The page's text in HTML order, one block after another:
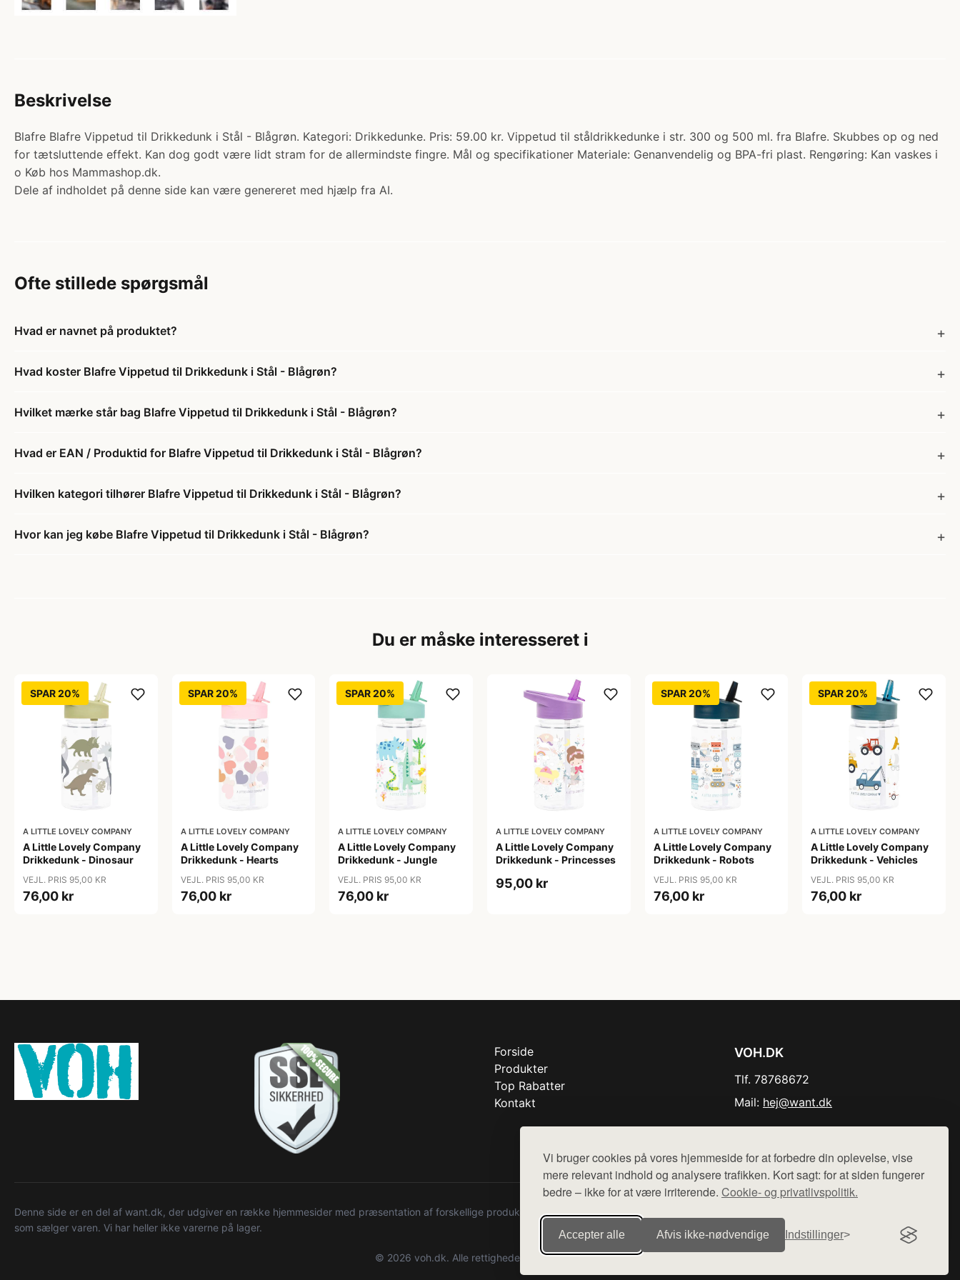
Vi bruger cookies på vores hjemmeside for at forbedre din oplevelse, vise
mere relevant indhold og analysere trafikken. Kort sagt: for at siden fungerer
bedre – ikke for at være irriterende. Cookie- og privatlivspolitik.
Accepter alle Afvis ikke‑nødvendige Indstillinger
Beskrivelse
Blafre Blafre Vippetud til Drikkedunk i Stål - Blågrøn. Kategori: Drikkedunke. Pris: 59.00 kr. Vippetud til ståldrikkedunke i str. 300 og 500 ml. fra Blafre. Skubbes op og ned
for tætsluttende effekt. Kan dog godt være lidt stram for de allermindste fingre. Mål og specifikationer Materiale: Genanvendelig og BPA-fri plast. Rengøring: Kan vaskes i
o Køb hos Mammashop.dk.
Dele af indholdet på denne side kan være genereret med hjælp fra AI.
Ofte stillede spørgsmål
Hvad er navnet på produktet?
Hvad koster Blafre Vippetud til Drikkedunk i Stål - Blågrøn?
Hvilket mærke står bag Blafre Vippetud til Drikkedunk i Stål - Blågrøn?
Hvad er EAN / Produktid for Blafre Vippetud til Drikkedunk i Stål - Blågrøn?
Hvilken kategori tilhører Blafre Vippetud til Drikkedunk i Stål - Blågrøn?
Hvor kan jeg købe Blafre Vippetud til Drikkedunk i Stål - Blågrøn?
Du er måske interesseret i
SPAR 20%
A LITTLE LOVELY COMPANY
A Little Lovely Company
Drikkedunk - Dinosaur
VEJL. PRIS 95,00 KR
76,00 kr
SPAR 20%
A LITTLE LOVELY COMPANY
A Little Lovely Company
Drikkedunk - Hearts
VEJL. PRIS 95,00 KR
76,00 kr
SPAR 20%
A LITTLE LOVELY COMPANY
A Little Lovely Company
Drikkedunk - Jungle
VEJL. PRIS 95,00 KR
76,00 kr
A LITTLE LOVELY COMPANY
A Little Lovely Company
Drikkedunk - Princesses
95,00 kr
SPAR 20%
A LITTLE LOVELY COMPANY
A Little Lovely Company
Drikkedunk - Robots
VEJL. PRIS 95,00 KR
76,00 kr
SPAR 20%
A LITTLE LOVELY COMPANY
A Little Lovely Company
Drikkedunk - Vehicles
VEJL. PRIS 95,00 KR
76,00 kr
Forside
Produkter
Top Rabatter
Kontakt
VOH.DK
Tlf. 78768672
Mail: hej@want.dk
Denne side er en del af want.dk, der udgiver en række hjemmesider med præsentation af forskellige produkter fra diverse webshops. Der sælges ikke varer fra denne side - vi henviser til de shops,
som sælger varen. Vi har heller ikke varerne på lager.
© 2026 voh.dk. Alle rettigheder forbeholdes.